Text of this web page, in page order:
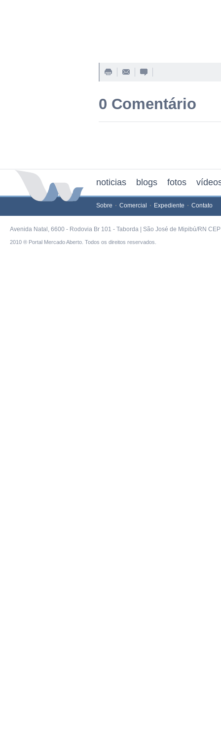
0 Comentário
noticias blogs fotos
Sobre Comercial Expediente Contato
Avenida Natal, 6600 - Rodovia Br 101 - Taborda | São José de Mipibú/RN
2010 ® Portal Mercado Aberto. Todos os direitos reservados.